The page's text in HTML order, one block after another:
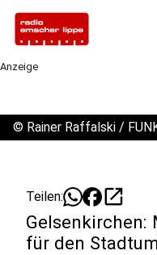
Anzeige
© Rainer Raffalski /
Teilen: open_in_new
Gelsenkirchen:
für den